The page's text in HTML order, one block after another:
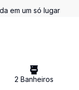
em um só lugar
2 Banheiros